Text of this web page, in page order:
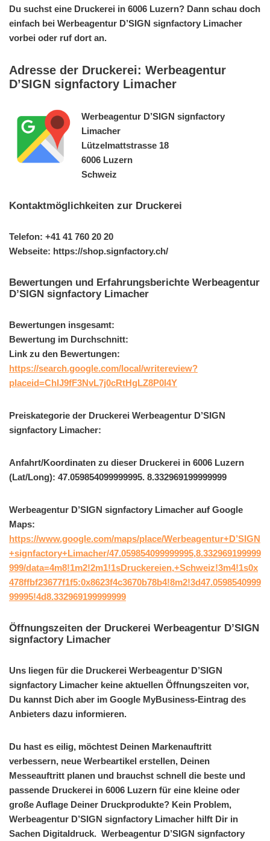
Du suchst eine Druckerei in 6006 Luzern? Dann schau doch
einfach bei Werbeagentur D’SIGN signfactory Limacher
vorbei oder ruf dort an.
Adresse der Druckerei: Werbeagentur
D’SIGN signfactory Limacher
Werbeagentur D’SIGN signfactory
Limacher
Lützelmattstrasse 18
6006 Luzern
Schweiz
Kontaktmöglichkeiten zur Druckerei
Telefon: +41 41 760 20 20
Webseite: https://shop.signfactory.ch/
Bewertungen und Erfahrungsberichte Werbeagentur
D’SIGN signfactory Limacher
Bewertungen insgesamt:
Bewertung im Durchschnitt:
Link zu den Bewertungen:
https://search.google.com/local/writereview?
placeid=ChIJ9fF3NvL7j0cRtHgLZ8P0I4Y
Preiskategorie der Druckerei Werbeagentur D’SIGN
signfactory Limacher:
Anfahrt/Koordinaten zu dieser Druckerei in 6006 Luzern
(Lat/Long): 47.059854099999995. 8.332969199999999
Werbeagentur D’SIGN signfactory Limacher auf Google
Maps:
https://www.google.com/maps/place/Werbeagentur+D’SIGN
+signfactory+Limacher/47.059854099999995,8.332969199999
999/data=4m8!1m2!2m1!1sDruckereien,+Schweiz!3m4!1s0x
478ffbf23677f1f5:0x8623f4c3670b78b4!8m2!3d47.0598540999
99995!4d8.332969199999999
Öffnungszeiten der Druckerei Werbeagentur D’SIGN
signfactory Limacher
Uns liegen für die Druckerei Werbeagentur D’SIGN
signfactory Limacher keine aktuellen Öffnungszeiten vor,
Du kannst Dich aber im Google MyBusiness-Eintrag des
Anbieters dazu informieren.
Du hast es eilig, möchtest Deinen Markenauftritt
verbessern, neue Werbeartikel erstellen, Deinen
Messeauftritt planen und brauchst schnell die beste und
passende Druckerei in 6006 Luzern für eine kleine oder
große Auflage Deiner Druckprodukte? Kein Problem,
Werbeagentur D’SIGN signfactory Limacher hilft Dir in
Sachen Digitaldruck. Werbeagentur D’SIGN signfactory